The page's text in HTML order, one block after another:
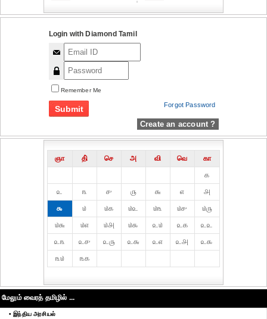
Login with Diamond Tamil
Remember Me
Forgot Password
Create an account ?
ஞா தி் செ அ வி வெ
கா
௧
௨
௩ ௪ ௫ ௬ ௭
௮
௯
௰ ௰௧ ௰௨ ௰௩ ௰௪
௰௫
௰௬
௰௭ ௰௮ ௰௯ ௨௰ ௨௧
௨௨
௨௩
௨௪ ௨௫ ௨௬ ௨௭ ௨௮
௨௯
௩௰
௩௧
மேலும் வைரத் தமிழில் ...
• இந்திய அரசியல்